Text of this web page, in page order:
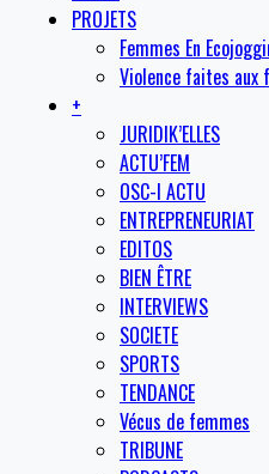
PROJETS
Femmes En
Violence faites aux
+
JURIDIK’ELLES
ACTU’FEM
OSC-I ACTU
ENTREPRENEURIAT
EDITOS
BIEN ÊTRE
INTERVIEWS
SOCIETE
SPORTS
TENDANCE
Vécus de femmes
TRIBUNE